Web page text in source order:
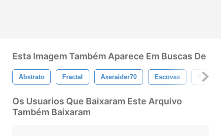
Esta Imagem Também Aparece Em Buscas De
Abstrato Fractal Axeraider70 Escovas Escova
Os Usuarios Que Baixaram Este Arquivo
Também Baixaram